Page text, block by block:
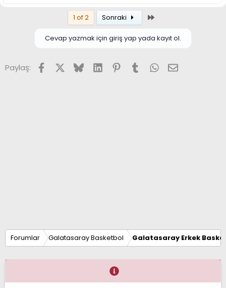
1 of 2 Sonraki
Cevap yazmak için giriş yap yada kayıt ol.
Paylaş: FacebookX (Twitter)
BlueskyLinkedInPinterest
TumblrWhatsApp
E-posta
Forumlar Galatasaray Basketbol Galatasaray Erkek